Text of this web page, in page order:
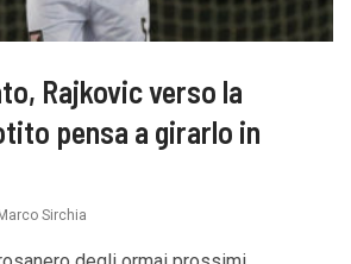
Rajkovic verso la
pensa a girarlo in
Marco Sirchia